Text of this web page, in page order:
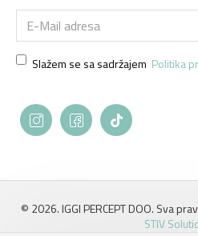
Slažem se sa sadržajem Politika
© 2026. IGGI PERCEPT DOO. Sva
STIV